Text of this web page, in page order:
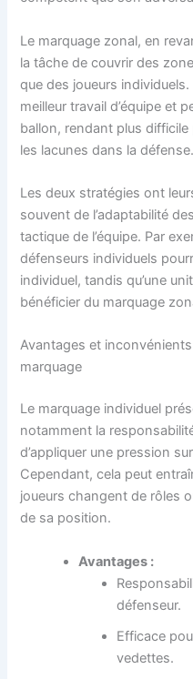
Le marquage zonal, en
la tâche de couvrir des
que des joueurs
meilleur travail d’équipe et
ballon, rendant plus difficile
les lacunes dans la défense.
Les deux stratégies ont
souvent de l’adaptabilité
tactique de l’équipe. Par
défenseurs individuels
individuel, tandis qu’une
bénéficier du marquage
Avantages et
marquage
Le marquage individuel
notamment la
d’appliquer une pression
Cependant, cela peut
joueurs changent de rôles
de sa position.
Avantages :
défenseur.
Efficace
vedettes.